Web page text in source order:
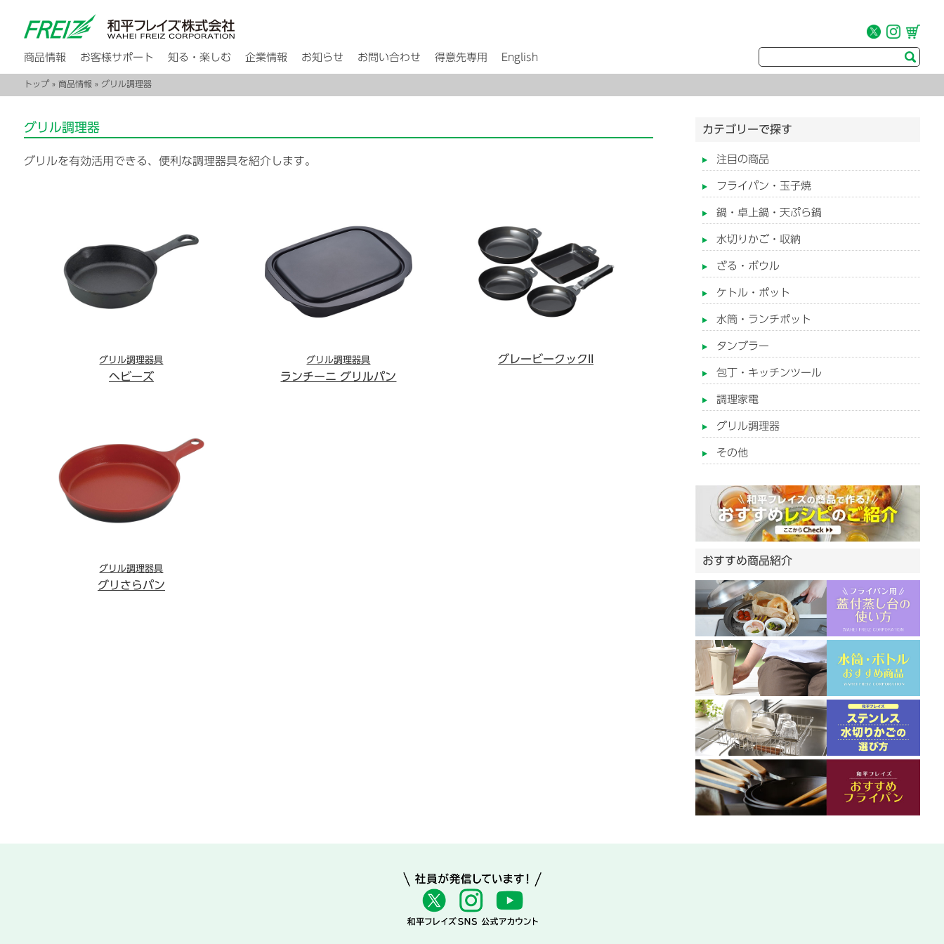
商品情報 お客様サポート 知る・楽しむ 企業情報 お知らせ お問い合わせ 得意先専用 English
トップ» 商品情報 » グリル調理器
グリル調理器
グリルを有効活用できる、便利な調理器具を紹介します。
グリル調理器具
ヘビーズ
グリル調理器具
ランチーニ グリルパン
グレービークックII
グリル調理器具
グリさらパン
カテゴリーで探す
注目の商品
フライパン・玉子焼
鍋・卓上鍋・天ぷら鍋
水切りかご・収納
ざる・ボウル
ケトル・ポット
水筒・ランチポット
タンブラー
包丁・キッチンツール
調理家電
グリル調理器
その他
おすすめ商品紹介